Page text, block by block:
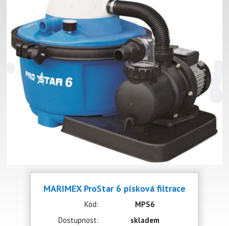
MARIMEX ProStar 6 písková filtrace
Kód:
MPS6
Dostupnost:
skladem